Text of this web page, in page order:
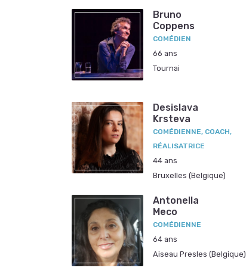
Bruno
Coppens
COMÉDIEN
66 ans
Tournai
Desislava
Krsteva
COMÉDIENNE, COACH,
RÉALISATRICE
44 ans
Bruxelles (Belgique)
Antonella
Meco
COMÉDIENNE
64 ans
Aiseau Presles (Belgique)